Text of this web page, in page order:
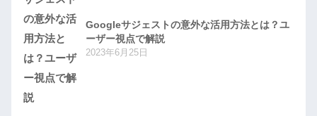
Googleサジェストの意外な活用方法とは？ユ
ーザー視点で解説
2023年6月25日